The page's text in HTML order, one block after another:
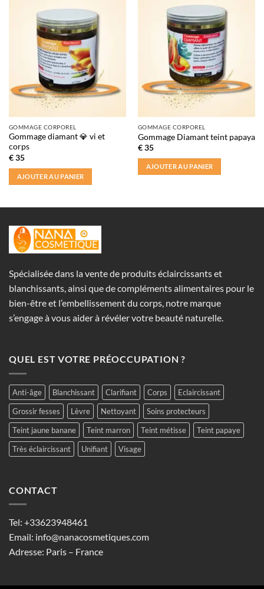
GOMMAGE CORPOREL
Gommage diamant 💎 vi et
corps
€35
AJOUTER AU PANIER
GOMMAGE CORPOREL
Gommage Diamant teint papaya
€35
AJOUTER AU PANIER
Spécialisée dans la vente de produits éclaircissants et
blanchissants, ainsi que de compléments alimentaires pour le
bien-être et l’embellissement du corps, notre marque
s’engage à vous aider à révéler votre beauté naturelle.
QUEL EST VOTRE PRÉOCCUPATION ?
Anti-âge Blanchissant Clarifiant Corps
Eclaircissant
Grossir fesses
Lèvre Nettoyant
Soins protecteurs
Teint jaune banane
Teint marron Teint métisse
Teint papaye
Très éclaircissant
Unifiant Visage
CONTACT
Tel: +33623948461
Email: info@nanacosmetiques.com
Adresse: Paris – France